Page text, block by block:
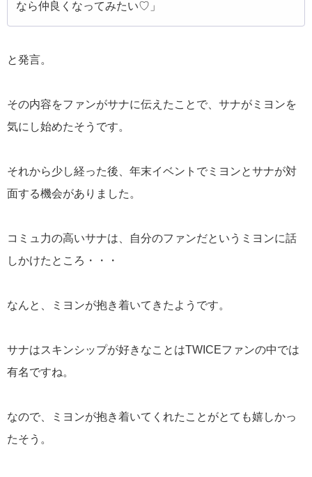
なら仲良くなってみたい♡」
と発言。
その内容をファンがサナに伝えたことで、サナがミヨンを
気にし始めたそうです。
それから少し経った後、年末イベントでミヨンとサナが対
面する機会がありました。
コミュ力の高いサナは、自分のファンだというミヨンに話
しかけたところ・・・
なんと、ミヨンが抱き着いてきたようです。
サナはスキンシップが好きなことはTWICEファンの中では
有名ですね。
なので、ミヨンが抱き着いてくれたことがとても嬉しかっ
たそう。